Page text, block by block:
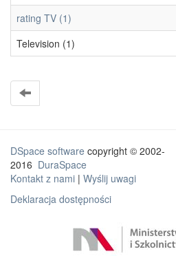
rating TV (1)
Television (1)
DSpace software copyright © 2002-
2016 DuraSpace
Kontakt z nami | Wyślij uwagi
Deklaracja dostępności